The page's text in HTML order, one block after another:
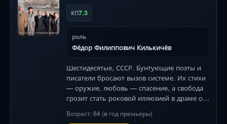
КП7.3
роль
Фёдор Филиппович Килькичёв
Шестидесятые, СССР. Бунтующие поэты и
писатели бросают вызов системе. Их стихи
— оружие, любовь — спасение, а свобода
грозит стать роковой иллюзией в драме о
Возраст: 64 (в год премьеры)